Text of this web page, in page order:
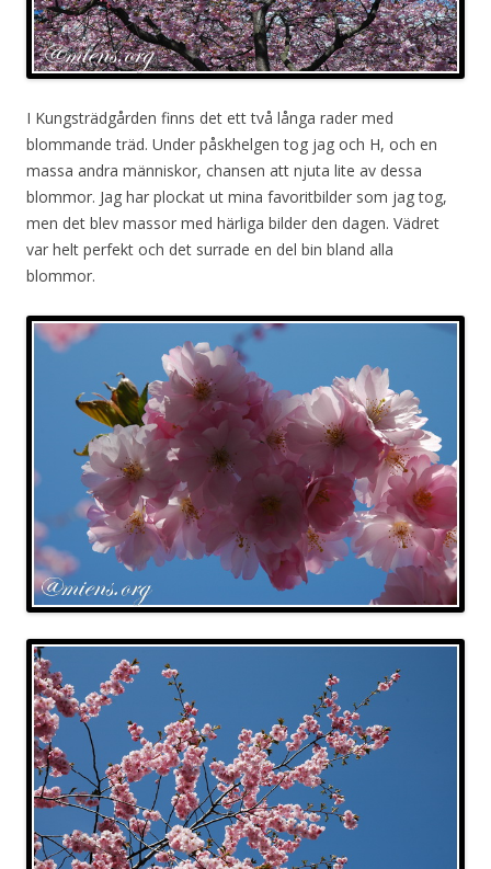
I Kungsträdgården finns det ett två långa rader med
blommande träd. Under påskhelgen tog jag och H, och en
massa andra människor, chansen att njuta lite av dessa
blommor. Jag har plockat ut mina favoritbilder som jag tog,
men det blev massor med härliga bilder den dagen. Vädret
var helt perfekt och det surrade en del bin bland alla
blommor.